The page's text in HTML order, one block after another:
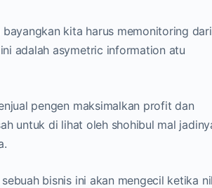
kita harus memonitoring dari
adalah asymetric information atu
pengen maksimalkan profit dan
untuk di lihat oleh shohibul mal
bisnis ini akan mengecil ketika